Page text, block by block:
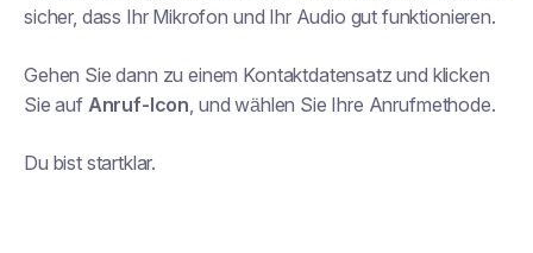
sicher, dass Ihr Mikrofon und Ihr Audio gut funktionieren.
Gehen Sie dann zu einem Kontaktdatensatz und klicken
Sie auf Anruf-Icon, und wählen Sie Ihre Anrufmethode.
Du bist startklar.